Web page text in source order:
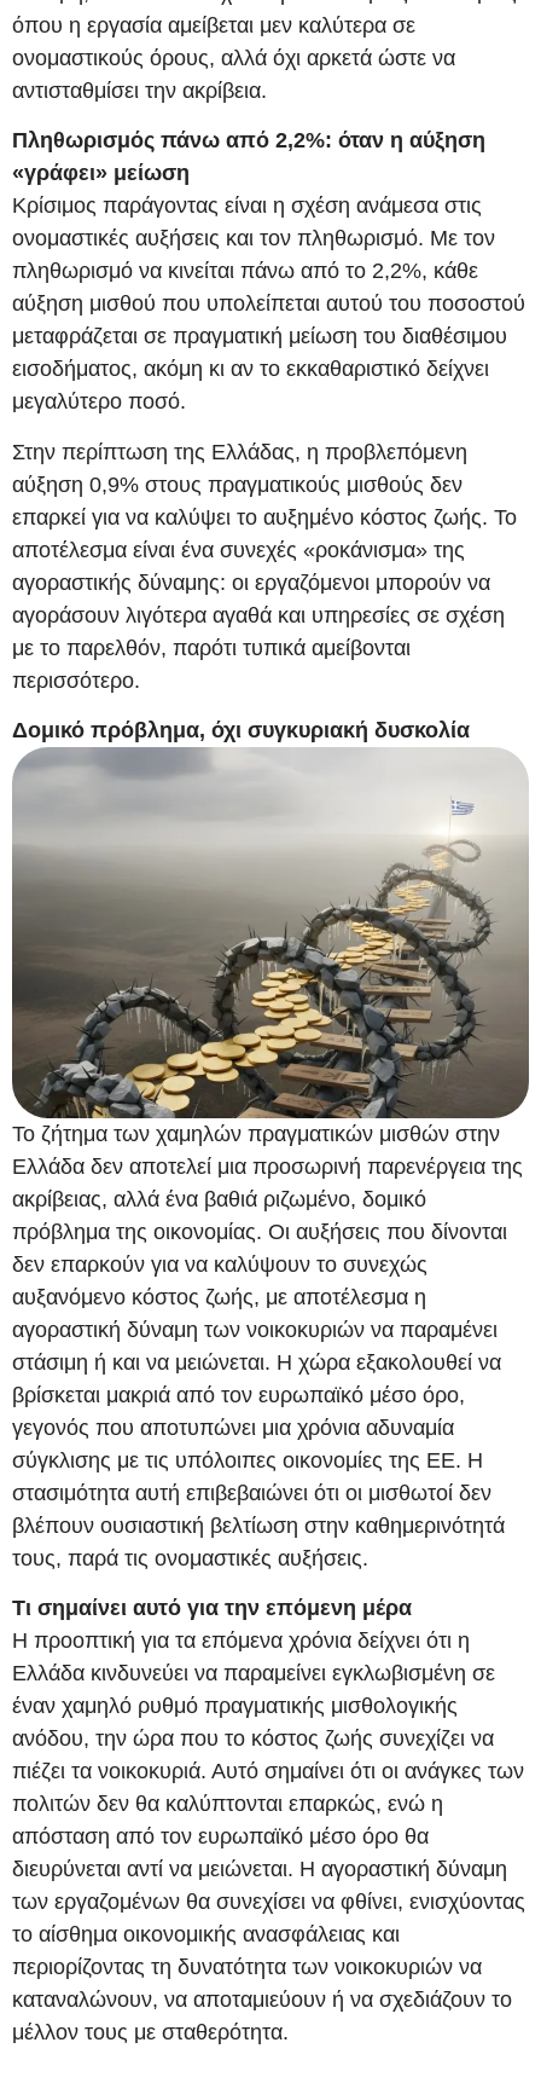
όπου η εργασία αμείβεται μεν καλύτερα σε
ονομαστικούς όρους, αλλά όχι αρκετά ώστε να
αντισταθμίσει την ακρίβεια.
Πληθωρισμός πάνω από 2,2%: όταν η αύξηση
«γράφει» μείωση
Κρίσιμος παράγοντας είναι η σχέση ανάμεσα στις
ονομαστικές αυξήσεις και τον πληθωρισμό. Με τον
πληθωρισμό να κινείται πάνω από το 2,2%, κάθε
αύξηση μισθού που υπολείπεται αυτού του ποσοστού
μεταφράζεται σε πραγματική μείωση του διαθέσιμου
εισοδήματος, ακόμη κι αν το εκκαθαριστικό δείχνει
μεγαλύτερο ποσό.
Στην περίπτωση της Ελλάδας, η προβλεπόμενη
αύξηση 0,9% στους πραγματικούς μισθούς δεν
επαρκεί για να καλύψει το αυξημένο κόστος ζωής. Το
αποτέλεσμα είναι ένα συνεχές «ροκάνισμα» της
αγοραστικής δύναμης: οι εργαζόμενοι μπορούν να
αγοράσουν λιγότερα αγαθά και υπηρεσίες σε σχέση
με το παρελθόν, παρότι τυπικά αμείβονται
περισσότερο.
Δομικό πρόβλημα, όχι συγκυριακή δυσκολία
Το ζήτημα των χαμηλών πραγματικών μισθών στην
Ελλάδα δεν αποτελεί μια προσωρινή παρενέργεια της
ακρίβειας, αλλά ένα βαθιά ριζωμένο, δομικό
πρόβλημα της οικονομίας. Οι αυξήσεις που δίνονται
δεν επαρκούν για να καλύψουν το συνεχώς
αυξανόμενο κόστος ζωής, με αποτέλεσμα η
αγοραστική δύναμη των νοικοκυριών να παραμένει
στάσιμη ή και να μειώνεται. Η χώρα εξακολουθεί να
βρίσκεται μακριά από τον ευρωπαϊκό μέσο όρο,
γεγονός που αποτυπώνει μια χρόνια αδυναμία
σύγκλισης με τις υπόλοιπες οικονομίες της ΕΕ. Η
στασιμότητα αυτή επιβεβαιώνει ότι οι μισθωτοί δεν
βλέπουν ουσιαστική βελτίωση στην καθημερινότητά
τους, παρά τις ονομαστικές αυξήσεις.
Τι σημαίνει αυτό για την επόμενη μέρα
Η προοπτική για τα επόμενα χρόνια δείχνει ότι η
Ελλάδα κινδυνεύει να παραμείνει εγκλωβισμένη σε
έναν χαμηλό ρυθμό πραγματικής μισθολογικής
ανόδου, την ώρα που το κόστος ζωής συνεχίζει να
πιέζει τα νοικοκυριά. Αυτό σημαίνει ότι οι ανάγκες των
πολιτών δεν θα καλύπτονται επαρκώς, ενώ η
απόσταση από τον ευρωπαϊκό μέσο όρο θα
διευρύνεται αντί να μειώνεται. Η αγοραστική δύναμη
των εργαζομένων θα συνεχίσει να φθίνει, ενισχύοντας
το αίσθημα οικονομικής ανασφάλειας και
περιορίζοντας τη δυνατότητα των νοικοκυριών να
καταναλώνουν, να αποταμιεύουν ή να σχεδιάζουν το
μέλλον τους με σταθερότητα.